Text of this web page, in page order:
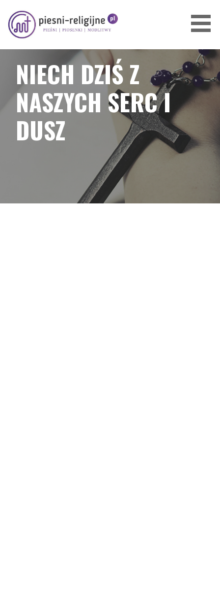
treści
PIOSENKI I PIEŚNI RELIGIJNE
NIECH DZIŚ Z
NASZYCH SERC I
DUSZ